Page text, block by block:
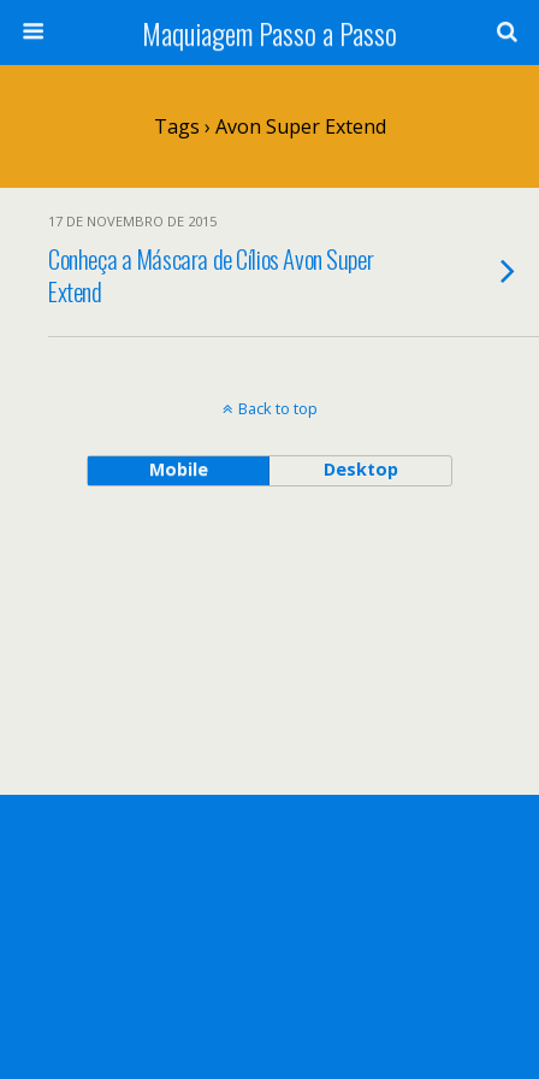
Maquiagem Passo a Passo
Tags › Avon Super Extend
17 DE NOVEMBRO DE 2015
Conheça a Máscara de Cílios Avon Super
Extend
Back to top
Mobile Desktop